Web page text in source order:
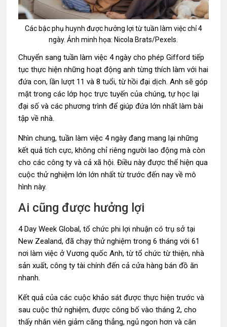
Các bậc phụ huynh được hưởng lợi từ tuần làm việc chỉ 4
ngày. Ảnh minh họa: Nicola Brats/Pexels.
Chuyển sang tuần làm việc 4 ngày cho phép Gifford tiếp
tục thực hiện những hoạt động anh từng thích làm với hai
đứa con, lần lượt 11 và 8 tuổi, từ hồi đại dịch. Anh sẽ góp
mặt trong các lớp học trực tuyến của chúng, tự học lại
đại số và các phương trình để giúp đứa lớn nhất làm bài
tập về nhà.
Nhìn chung, tuần làm việc 4 ngày đang mang lại những
kết quả tích cực, không chỉ riêng người lao động mà còn
cho các công ty và cả xã hội. Điều này được thể hiện qua
cuộc thử nghiệm lớn lớn nhất từ trước đến nay về mô
hình này.
Ai cũng được hưởng lợi
4 Day Week Global, tổ chức phi lợi nhuận có trụ sở tại
New Zealand, đã chạy thử nghiệm trong 6 tháng với 61
nơi làm việc ở Vương quốc Anh, từ tổ chức từ thiện, nhà
sản xuất, công ty tài chính đến cả cửa hàng bán đồ ăn
nhanh.
Kết quả của các cuộc khảo sát được thực hiện trước và
sau cuộc thử nghiệm, được công bố vào tháng 2, cho
thấy nhân viên giảm căng thẳng, ngủ ngon hơn và cân